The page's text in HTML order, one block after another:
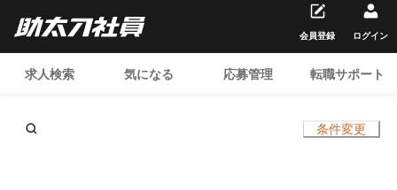
求人検索 気になる 応募管理 転職サポート
会員登録 ログイン
条件変更